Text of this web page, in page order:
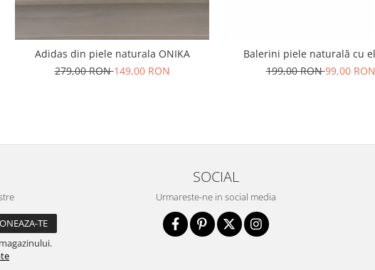
Adidas din piele naturala ONIKA
279,00 RON149,00 RON
Balerini piele naturală cu
199,00 RON99,00 RON
SOCIAL
Urmareste-ne in social media